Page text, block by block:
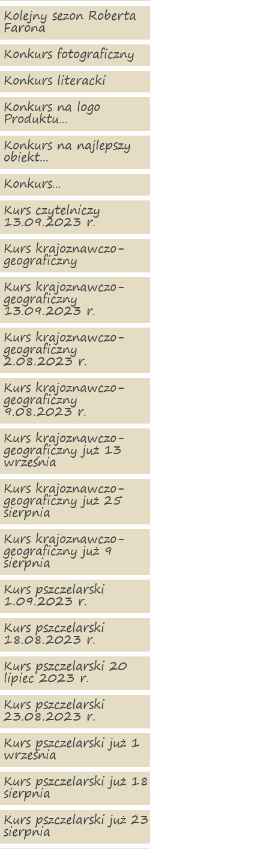
Kolejny sezon Roberta
Farona
Konkurs fotograficzny
Konkurs literacki
Konkurs na logo
Produktu...
Konkurs na najlepszy
obiekt...
Konkurs...
Kurs czytelniczy
13.09.2023 r.
Kurs krajoznawczo-
geograficzny
Kurs krajoznawczo-
geograficzny
13.09.2023 r.
Kurs krajoznawczo-
geograficzny
2.08.2023 r.
Kurs krajoznawczo-
geograficzny
9.08.2023 r.
Kurs krajoznawczo-
geograficzny już 13
września
Kurs krajoznawczo-
geograficzny już 25
sierpnia
Kurs krajoznawczo-
geograficzny już 9
sierpnia
Kurs pszczelarski
1.09.2023 r.
Kurs pszczelarski
18.08.2023 r.
Kurs pszczelarski 20
lipiec 2023 r.
Kurs pszczelarski
23.08.2023 r.
Kurs pszczelarski już 1
września
Kurs pszczelarski już 18
sierpnia
Kurs pszczelarski już 23
sierpnia